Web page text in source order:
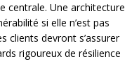
centrale. Une architecture
si elle n’est pas
clients devront s’assurer
rigoureux de résilience